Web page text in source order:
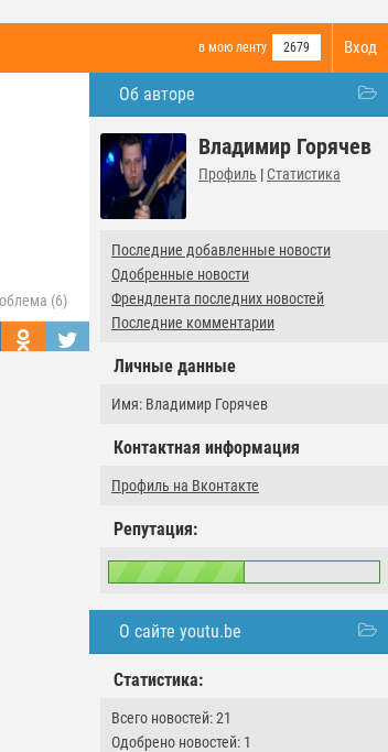
Вход
в мою ленту 2679
Об авторе
Владимир Горячев
Профиль | Статистика
Последние добавленные новости
Одобренные новости
Френдлента последних новостей
Последние комментарии
Личные данные
Имя: Владимир Горячев
Контактная информация
Профиль на Вконтакте
Репутация:
О сайте youtu.be
Статистика:
Всего новостей: 21
Одобрено новостей: 1
(6)